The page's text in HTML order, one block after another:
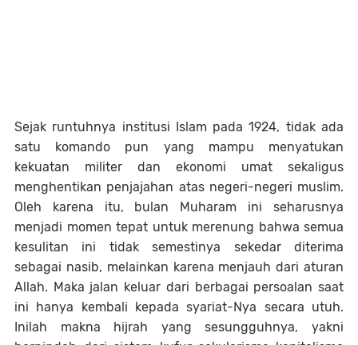
Sejak runtuhnya institusi Islam pada 1924, tidak ada
satu komando pun yang mampu menyatukan
kekuatan militer dan ekonomi umat sekaligus
menghentikan penjajahan atas negeri-negeri muslim.
Oleh karena itu, bulan Muharam ini seharusnya
menjadi momen tepat untuk merenung bahwa semua
kesulitan ini tidak semestinya sekedar diterima
sebagai nasib, melainkan karena menjauh dari aturan
Allah. Maka jalan keluar dari berbagai persoalan saat
ini hanya kembali kepada syariat-Nya secara utuh.
Inilah makna hijrah yang sesungguhnya, yakni